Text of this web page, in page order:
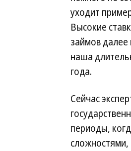
уходит
Высокие
займов далее
наша
года.
Сейчас
периоды,